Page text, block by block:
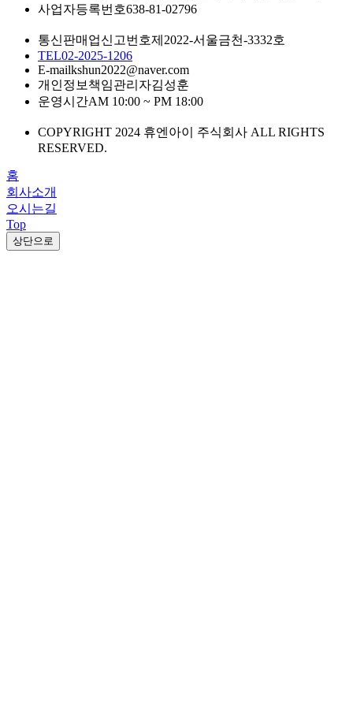
사업자등록번호638-81-02796
통신판매업신고번호제2022-서울금천-3332호
TEL02-2025-1206
E-mailkshun2022@naver.com
개인정보책임관리자김성훈
운영시간AM 10:00 ~ PM 18:00
COPYRIGHT 2024 휴엔아이 주식회사 ALL RIGHTS
RESERVED.
홈
회사소개
오시는길
Top
상단으로